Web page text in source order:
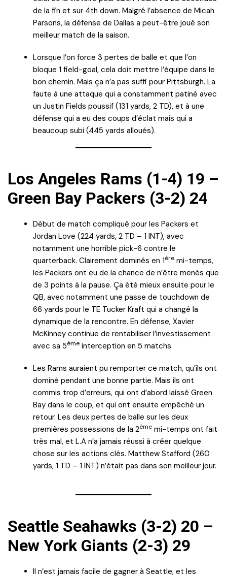
de la fin et sur 4th down. Malgré l’absence de Micah
Parsons, la défense de Dallas a peut-être joué son
meilleur match de la saison.
Lorsque l’on force 3 pertes de balle et que l’on
bloque 1 field-goal, cela doit mettre l’équipe dans le
bon chemin. Mais ça n’a pas suffi pour Pittsburgh. La
faute à une attaque qui a constamment patiné avec
un Justin Fields poussif (131 yards, 2 TD), et à une
défense qui a eu des coups d’éclat mais qui a
beaucoup subi (445 yards alloués).
Los Angeles Rams (1-4) 19 –
Green Bay Packers (3-2) 24
Début de match compliqué pour les Packers et
Jordan Love (224 yards, 2 TD – 1 INT), avec
notamment une horrible pick-6 contre le
quarterback. Clairement dominés en 1ère mi-temps,
les Packers ont eu de la chance de n’être menés que
de 3 points à la pause. Ça été mieux ensuite pour le
QB, avec notamment une passe de touchdown de
66 yards pour le TE Tucker Kraft qui a changé la
dynamique de la rencontre. En défense, Xavier
McKinney continue de rentabiliser l’investissement
avec sa 5ème interception en 5 matchs.
Les Rams auraient pu remporter ce match, qu’ils ont
dominé pendant une bonne partie. Mais ils ont
commis trop d’erreurs, qui ont d’abord laissé Green
Bay dans le coup, et qui ont ensuite empêché un
retour. Les deux pertes de balle sur les deux
premières possessions de la 2ème mi-temps ont fait
très mal, et L.A n’a jamais réussi à créer quelque
chose sur les actions clés. Matthew Stafford (260
yards, 1 TD – 1 INT) n’était pas dans son meilleur jour.
Seattle Seahawks (3-2) 20 –
New York Giants (2-3) 29
Il n’est jamais facile de gagner à Seattle, et les